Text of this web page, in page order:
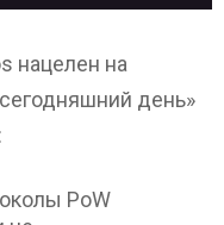
нацелен на
день»
PoW